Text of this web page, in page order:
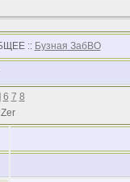
:: Бузная ЗабВО
6 7 8